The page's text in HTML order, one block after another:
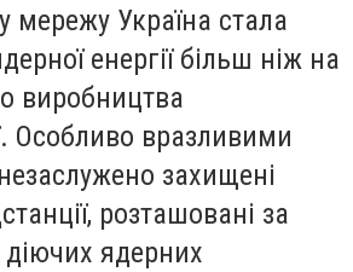
мережу Україна стала
енергії більш ніж на
виробництва
Особливо вразливими
захищені
розташовані за
ядерних